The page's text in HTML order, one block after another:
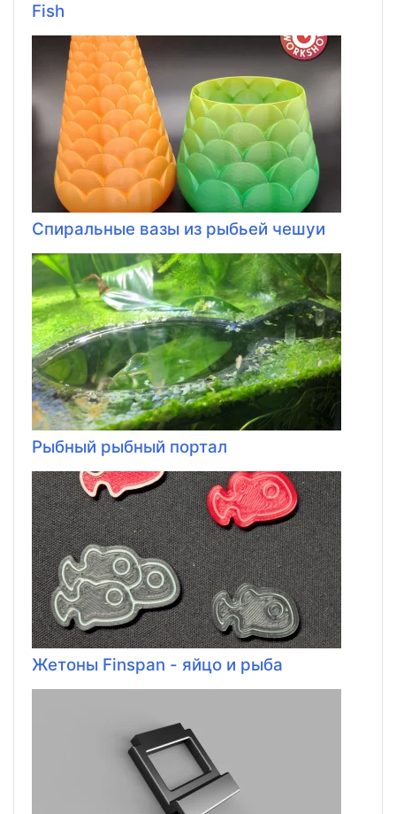
Fish
Спиральные вазы из рыбьей чешуи
Рыбный рыбный портал
Жетоны Finspan - яйцо и рыба